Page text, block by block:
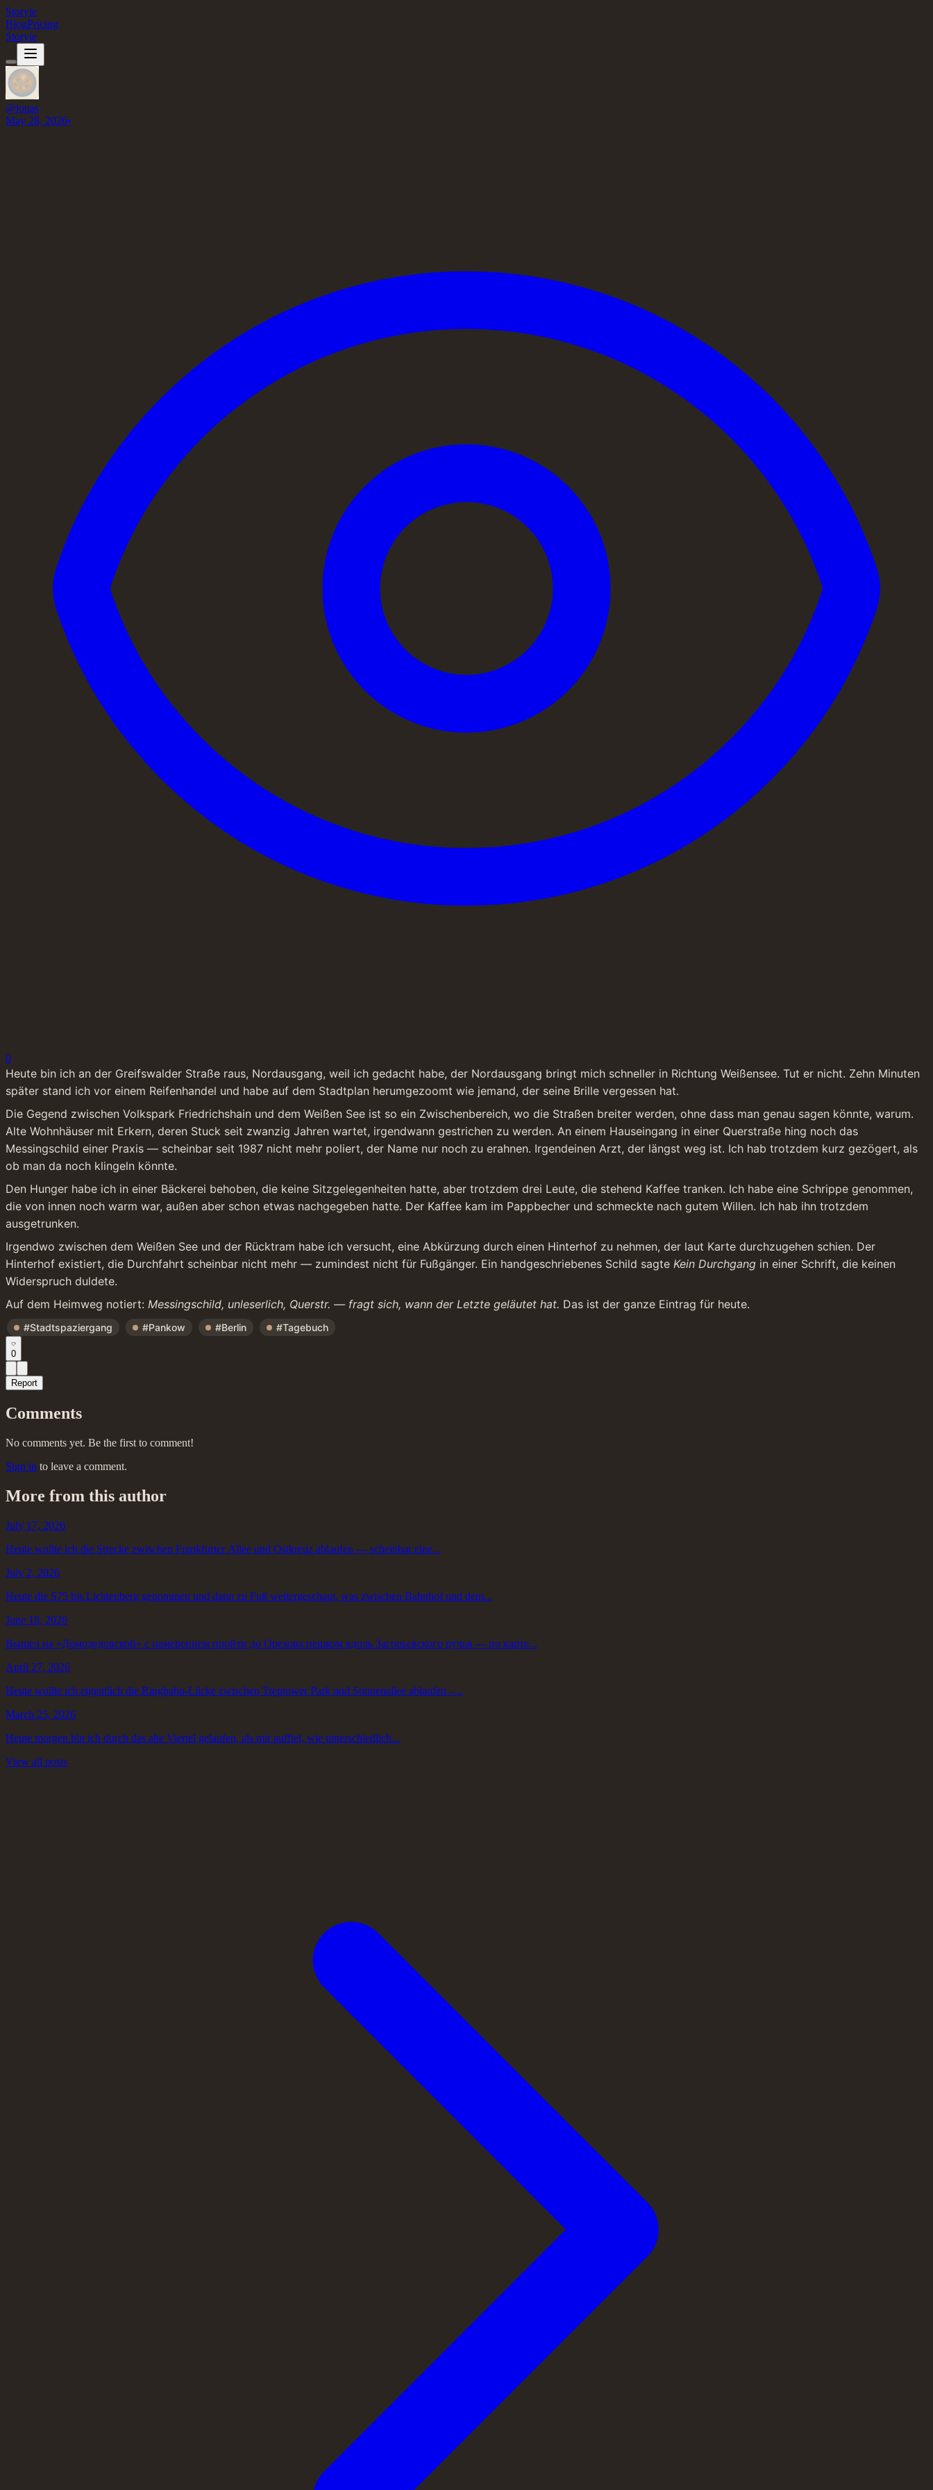
Storyie
BlogPricing
Storyie
@jonas
May 28, 2026•
0
Heute bin ich an der Greifswalder Straße raus, Nordausgang, weil ich gedacht habe, der Nordausgang bringt mich schneller in Richtung Weißensee. Tut er nicht. Zehn Minuten
später stand ich vor einem Reifenhandel und habe auf dem Stadtplan herumgezoomt wie jemand, der seine Brille vergessen hat.
Die Gegend zwischen Volkspark Friedrichshain und dem Weißen See ist so ein Zwischenbereich, wo die Straßen breiter werden, ohne dass man genau sagen könnte, warum.
Alte Wohnhäuser mit Erkern, deren Stuck seit zwanzig Jahren wartet, irgendwann gestrichen zu werden. An einem Hauseingang in einer Querstraße hing noch das
Messingschild einer Praxis — scheinbar seit 1987 nicht mehr poliert, der Name nur noch zu erahnen. Irgendeinen Arzt, der längst weg ist. Ich hab trotzdem kurz gezögert, als
ob man da noch klingeln könnte.
Den Hunger habe ich in einer Bäckerei behoben, die keine Sitzgelegenheiten hatte, aber trotzdem drei Leute, die stehend Kaffee tranken. Ich habe eine Schrippe genommen,
die von innen noch warm war, außen aber schon etwas nachgegeben hatte. Der Kaffee kam im Pappbecher und schmeckte nach gutem Willen. Ich hab ihn trotzdem
ausgetrunken.
Irgendwo zwischen dem Weißen See und der Rücktram habe ich versucht, eine Abkürzung durch einen Hinterhof zu nehmen, der laut Karte durchzugehen schien. Der
Hinterhof existiert, die Durchfahrt scheinbar nicht mehr — zumindest nicht für Fußgänger. Ein handgeschriebenes Schild sagte Kein Durchgang in einer Schrift, die keinen
Widerspruch duldete.
Auf dem Heimweg notiert: Messingschild, unleserlich, Querstr. — fragt sich, wann der Letzte geläutet hat. Das ist der ganze Eintrag für heute.
#Stadtspaziergang #Pankow #Berlin #Tagebuch
0
Report
Comments
No comments yet. Be the first to comment!
Sign in to leave a comment.
More from this author
July 17, 2026
Heute wollte ich die Strecke zwischen Frankfurter Allee und Ostkreuz ablaufen — scheinbar eine...
July 2, 2026
Heute die S75 bis Lichtenberg genommen und dann zu Fuß weitergeschaut, was zwischen Bahnhof und dem...
June 18, 2026
Вышел на «Домодедовской» с намерением пройти до Орехова пешком вдоль Загорьевского ручья — по карте...
April 27, 2026
Heute wollte ich eigentlich die Ringbahn-Lücke zwischen Treptower Park und Sonnenallee ablaufen –...
March 25, 2026
Heute morgen bin ich durch das alte Viertel gelaufen, als mir auffiel, wie unterschiedlich...
View all posts